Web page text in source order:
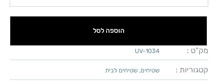
הוספה לסל
מק"ט : UV-1034
קטגוריות : שטיחים, שטיחים לבית